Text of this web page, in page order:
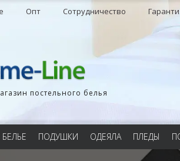
Опт Сотрудничество
постельного белья
ПОДУШКИ ОДЕЯЛА ПЛЕДЫ